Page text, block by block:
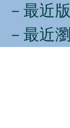
－最近
－最近